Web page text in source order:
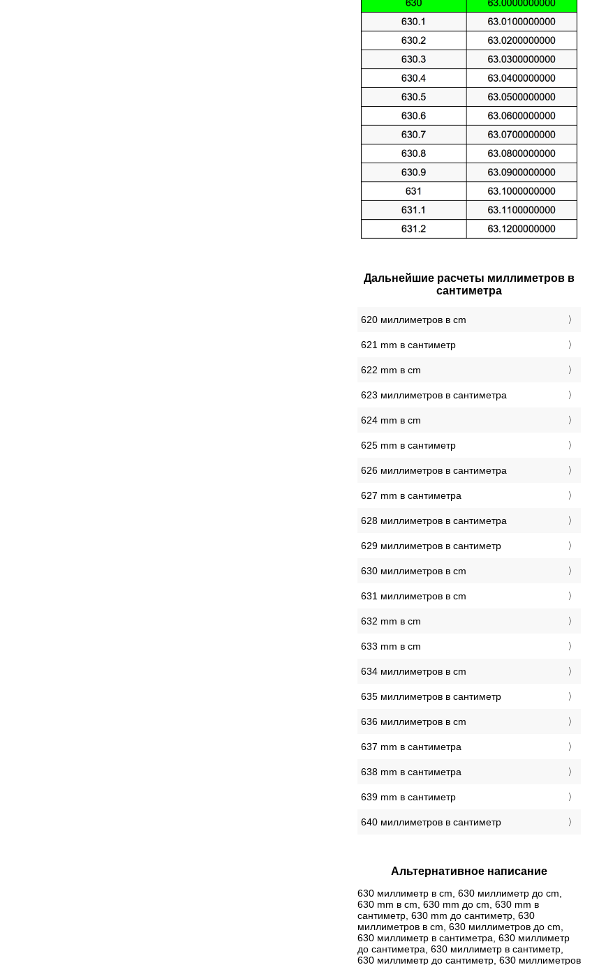
Дальнейшие расчеты миллиметров в
сантиметра
620 миллиметров в cm
621 mm в сантиметр
622 mm в cm
623 миллиметров в сантиметра
624 mm в cm
625 mm в сантиметр
626 миллиметров в сантиметра
627 mm в сантиметра
628 миллиметров в сантиметра
629 миллиметров в сантиметр
630 миллиметров в cm
631 миллиметров в cm
632 mm в cm
633 mm в cm
634 миллиметров в cm
635 миллиметров в сантиметр
636 миллиметров в cm
637 mm в сантиметра
638 mm в сантиметра
639 mm в сантиметр
640 миллиметров в сантиметр
Альтернативное написание
630 миллиметр в cm, 630 миллиметр до cm,
630 mm в cm, 630 mm до cm, 630 mm в
сантиметр, 630 mm до сантиметр, 630
миллиметров в cm, 630 миллиметров до cm,
630 миллиметр в сантиметра, 630 миллиметр
до сантиметра, 630 миллиметр в сантиметр,
630 миллиметр до сантиметр, 630 миллиметров